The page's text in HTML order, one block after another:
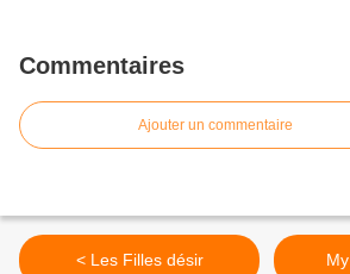
Commentaires
Ajouter un commentaire
< Les Filles désir